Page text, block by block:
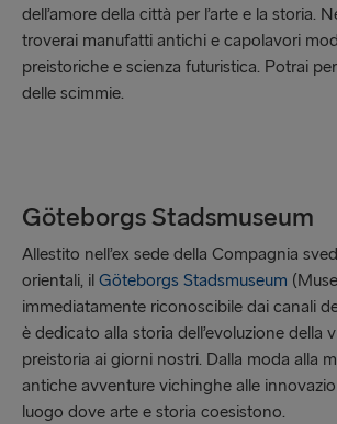
dell’amore della città per l’arte e la storia.
troverai manufatti antichi e capolavori
preistoriche e scienza futuristica. Potrai
delle scimmie.
Göteborgs Stadsmuseum
Allestito nell’ex sede della Compagnia
orientali, il Göteborgs Stadsmuseum
immediatamente riconoscibile dai canali
è dedicato alla storia dell’evoluzione della
preistoria ai giorni nostri. Dalla moda alla
antiche avventure vichinghe alle
luogo dove arte e storia coesistono.